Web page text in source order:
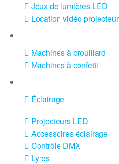
Jeux de lumières LED
Location vidéo projecteur
Machines à brouillard
Machines à confetti
Éclairage
Projecteurs LED
Accessoires éclairage
Contrôle DMX
Lyres